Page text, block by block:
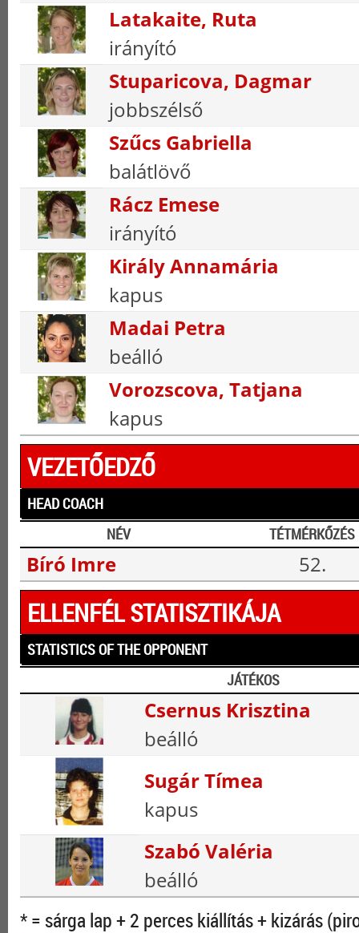
Latakaite, Ruta
irányító
Stuparicova, Dagmar
jobbszélső
Szűcs Gabriella
balátlövő
Rácz Emese
irányító
Király Annamária
kapus
Madai Petra
beálló
Vorozscova, Tatjana
kapus
VEZETŐEDZŐ
HEAD COACH
NÉV
TÉTMÉRKŐZÉS
Bíró Imre 52.
ELLENFÉL STATISZTIKÁJA
STATISTICS OF THE OPPONENT
JÁTÉKOS
Csernus Krisztina
beálló
Sugár Tímea
kapus
Szabó Valéria
beálló
* = sárga lap + 2 perces kiállítás + kizárás